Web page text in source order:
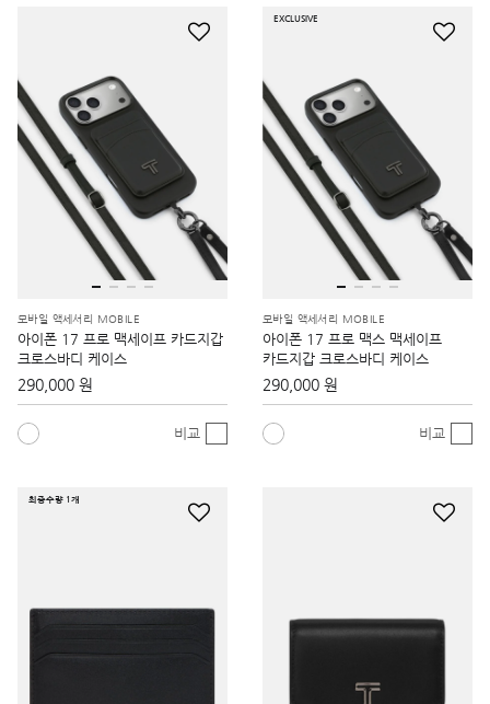
모바일 액세서리 MOBILE
아이폰 17 프로 맥세이프 카드지갑
크로스바디 케이스
290,000 원
비교
EXCLUSIVE
모바일 액세서리 MOBILE
아이폰 17 프로 맥스 맥세이프
카드지갑 크로스바디 케이스
290,000 원
비교
최종수량 1개